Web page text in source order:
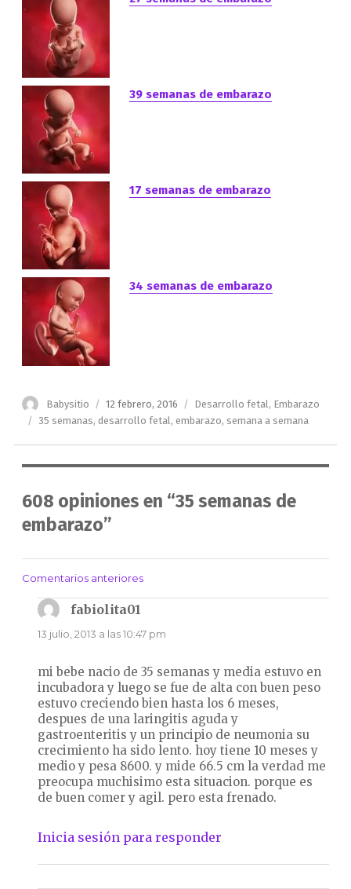
39 semanas de embarazo
17 semanas de embarazo
34 semanas de embarazo
Autor
Babysitio
Publicado
el
12 febrero, 2016 Categorías
Desarrollo fetal , Embarazo
Etiquetas
35 semanas, desarrollo fetal , embarazo, semana a semana
608 opiniones en “35 semanas de
embarazo”
Navegación
de
comentarios
Comentarios anteriores
fabiolita01
13 julio, 2013 a las 10:47 pm
mi bebe nacio de 35 semanas y media estuvo en
incubadora y luego se fue de alta con buen peso
estuvo creciendo bien hasta los 6 meses,
despues de una laringitis aguda y
gastroenteritis y un principio de neumonia su
crecimiento ha sido lento. hoy tiene 10 meses y
medio y pesa 8600. y mide 66.5 cm la verdad me
preocupa muchisimo esta situacion. porque es
de buen comer y agil. pero esta frenado.
Inicia sesión para responder